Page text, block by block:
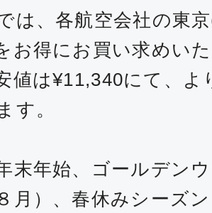
は、各航空会社の東
お得にお買い求めい
値は¥11,340にて、
す。
末年始、ゴールデン
月）、春休みシーズ